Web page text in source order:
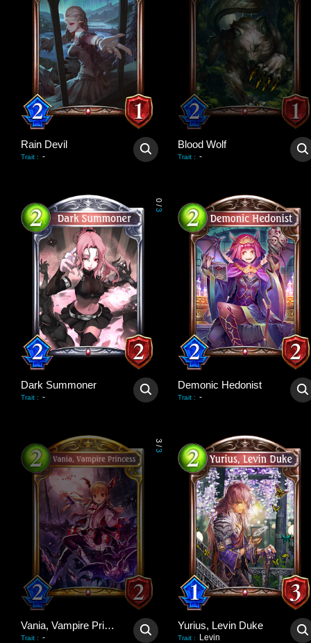
Rain Devil
Trait : -
Blood Wolf
Trait : -
0
/
3
Dark Summoner
Trait : -
Demonic Hedonist
Trait : -
3
/
3
Vania, Vampire Princess
Trait : -
Yurius, Levin Duke
Trait : Levin